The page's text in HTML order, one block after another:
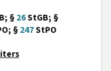
§26StGB; §
§247StPO